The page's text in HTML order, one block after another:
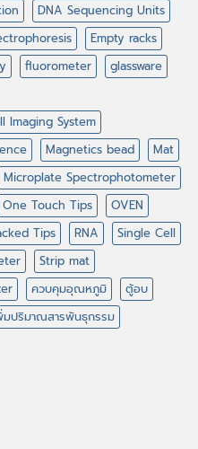
DNA Sequencing Units
Empty racks
fluorometer
glassware
Imaging System
Magnetics bead
Mat
Microplate Spectrophotometer
One Touch Tips
OVEN
Tips RNA
Single Cell
Strip mat
ควบคุมอุณหภูมิ
ตู้อบ
มปริมาณสารพันธุกรรม